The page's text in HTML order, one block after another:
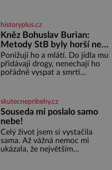
historyplus.cz
Kněz Bohuslav Burian:
Metody StB byly horší než
gestapácké trýznění
Ponižují ho a mlátí. Do jídla mu
přidávají drogy, nenechají ho
pořádně vyspat a smrtí
estébákům podepíše všechno,
co po něm chtějí. Svým
podpisem jim potvrdí také to, že
na něj během výslechů nikdo
nevyvíjel fyzický ani psychický
nátlak. Syn brněnského řezníka
chce být knězem a
skutecnepribehy.cz
Souseda mi poslalo samo
nebe!
Celý život jsem si vystačila
sama. Až vážná nemoc mi
ukázala, že největším